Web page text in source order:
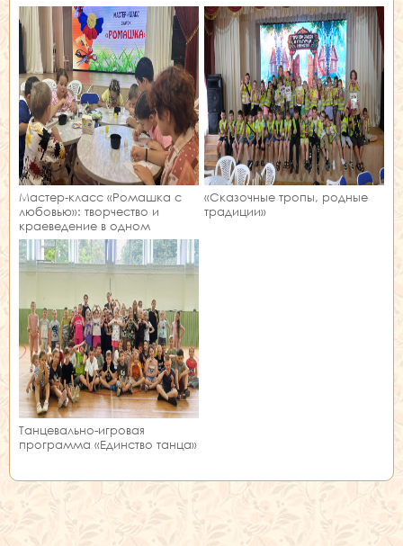
Мастер‑класс «Ромашка с
любовью»: творчество и
краеведение в одном
занятии!
«Сказочные тропы, родные
традиции»
Танцевально-игровая
программа «Единство танца»